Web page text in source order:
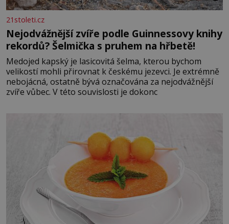
21stoleti.cz
Nejodvážnější zvíře podle Guinnessovy knihy
rekordů? Šelmička s pruhem na hřbetě!
Medojed kapský je lasicovitá šelma, kterou bychom
velikostí mohli přirovnat k českému jezevci. Je extrémně
nebojácná, ostatně bývá označována za nejodvážnější
zvíře vůbec. V této souvislosti je dokonc